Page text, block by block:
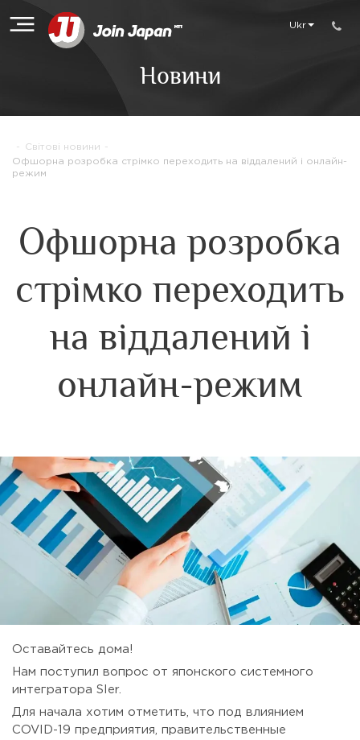
Ukr
Новини
- Світові новини
-
Офшорна розробка стрімко переходить на віддалений і онлайн-
режим
Офшорна розробка
стрімко переходить
на віддалений і
онлайн-режим
Оставайтесь дома!
Нам поступил вопрос от японского системного
интегратора SIer.
Для начала хотим отметить, что под влиянием
COVID-19 предприятия, правительственные